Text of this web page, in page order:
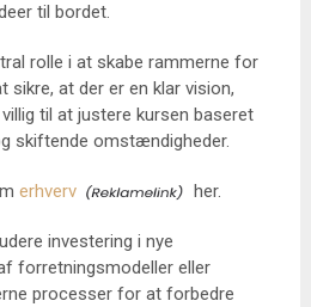
til bordet.
rolle i at skabe rammerne for
sikre, at der er en klar vision,
til at justere kursen baseret
skiftende omstændigheder.
erhverv her.
investering i nye
forretningsmodeller eller
processer for at forbedre